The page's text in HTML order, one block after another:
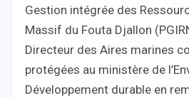
Gestion intégrée des
Massif du Fouta Djallon
Directeur des Aires marines
protégées au ministère de
Développement durable en